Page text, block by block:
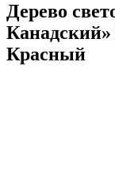
Дерево
Канадский»
Красный